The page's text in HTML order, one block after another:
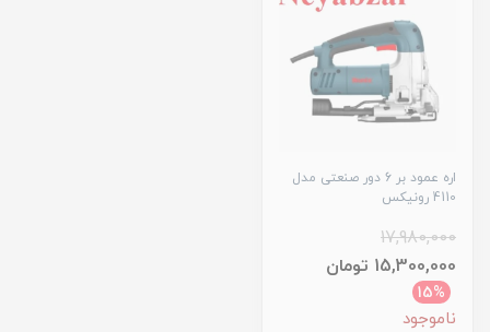
اره عمود بر 6 دور صنعتی مدل
4110 رونیکس
17,980,000
15,300,000 تومان
15%
ناموجود